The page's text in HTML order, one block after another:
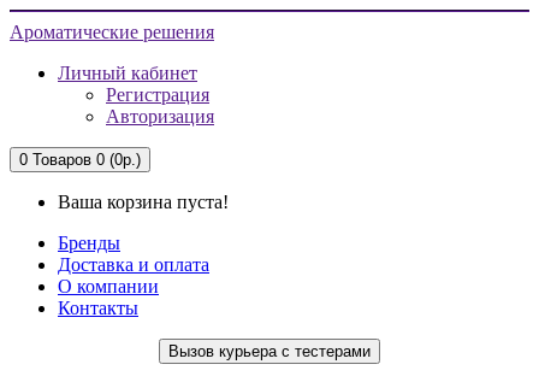
Ароматические решения
Личный кабинет
Регистрация
Авторизация
0 Товаров 0 (0р.)
Ваша корзина пуста!
Бренды
Доставка и оплата
О компании
Контакты
Вызов курьера с тестерами